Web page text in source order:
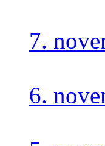
7.
6.